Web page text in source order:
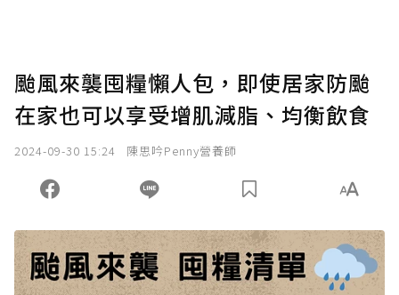
颱風來襲囤糧懶人包，即使居家防颱
在家也可以享受增肌減脂、均衡飲食
2024-09-30 15:24 陳思吟Penny營養師